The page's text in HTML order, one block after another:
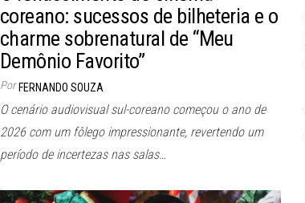
coreano: sucessos de bilheteria e o
charme sobrenatural de “Meu
Demônio Favorito”
Por FERNANDO SOUZA
O cenário audiovisual sul-coreano começou o ano de
2026 com um fôlego impressionante, revertendo um
período de incertezas nas salas…